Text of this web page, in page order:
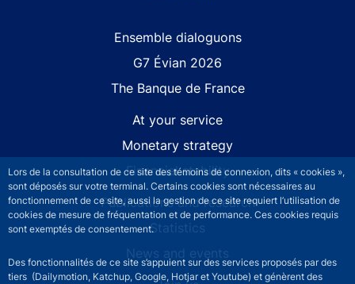
Lors de la consultation de ce site des témoins de connexion, dits « cookies »,
sont déposés sur votre terminal. Certains cookies sont nécessaires au
fonctionnement de ce site, aussi la gestion de ce site requiert l’utilisation de
cookies de mesure de fréquentation et de performance. Ces cookies requis
sont exemptés de consentement.
Des fonctionnalités de ce site s’appuient sur des services proposés par des
tiers (Dailymotion, Katchup, Google, Hotjar et Youtube) et génèrent des
Ensemble dialoguons
G7 Évian 2026
The Banque de France
At your service
Monetary strategy
Financial stability
Publications and research
Statistics
News and events